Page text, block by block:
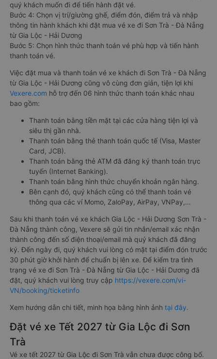
quý khách muốn đi để tiến hành đặt vé.
Bước 4: Chọn vị trí/giường ghế, điểm đón, điểm trả và nhập
thông tin hành khách khi đặt mua vé xe đi Sơn Trà - Đà Nẵng
từ Gia Lộc - Hải Dương
Bước 5: Chọn hình thức thanh toán vé phù hợp và tiến hành
thanh toán vé.
Việc đặt mua và thanh toán vé xe khách đi Sơn Trà - Đà Nẵng
từ Gia Lộc - Hải Dương cũng vô cùng đơn giản, tiện lợi khi
Vexere.com hỗ trợ đến 06 hình thức thanh toán khác nhau
bao gồm:
Thanh toán bằng tiền mặt tại các cửa hàng tiện lợi và
siêu thị gần nhà.
Thanh toán bằng thẻ thanh toán quốc tế (Visa, Master
Card, JCB).
Thanh toán bằng thẻ ATM đã đăng ký thanh toán trực
tuyến (Internet Banking).
Thanh toán bằng hình thức chuyển khoản ngân hàng.
Bên cạnh đó, quý khách cũng có thể thanh toán vé
thông qua các ví Momo, ZaloPay, AirPay, VNPay,…
Sau khi thanh toán vé xe khách Gia Lộc - Hải Dương Sơn Trà -
Đà Nẵng thành công, Vexere sẽ gửi tin nhắn/email xác nhận
thành công đến số điện thoại/email mà quý khách đã đăng
ký. Đến ngày đi, quý khách vui lòng có mặt tại điểm đón trước
30 phút giờ khởi hành để chuẩn bị lên xe. Để kiểm tra tình
trạng vé xe đi Sơn Trà - Đà Nẵng từ Gia Lộc - Hải Dương đã
đặt, quý khách vui lòng truy cập https://vexere.com/vi-
VN/booking/ticketinfo
Xem hướng dẫn chi tiết, minh họa bằng hình ảnh tại đây.
Đặt vé xe Tết 2027 từ Gia Lộc đi Sơn
Trà
Vé xe tết 2027 từ Gia Lộc đi Sơn Trà vẫn chưa được công bố.